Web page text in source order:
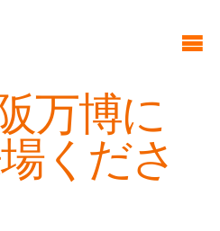
万博に
くださ
トーリー:コモ
いて